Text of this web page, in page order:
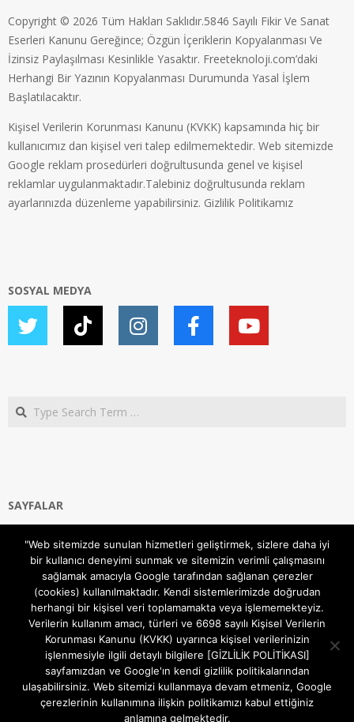
Copyright © 2026 Tüm Hakları Saklıdır.5846 Sayılı Fikir Ve Sanat
Eserleri Kanunu Gereğince; Özgün İçeriklerin Kopyalanması Ve
İzinsiz Paylaşılması Kesinlikle Yasaktır. Freeteknoloji.com’daki
Herhangi Bir Yazının Kopyalanması Durumunda Yasal İşlem
Başlatılacaktır.
Kişisel Verilerin Korunması Kanunu (KVKK) kapsamında hiç bir
kullanıcımız dan kişisel veri talep edilmemektedir. Web sitemizde
Google reklam prosedürleri doğrultusunda genel ve kişisel
reklamlar uygulanmaktadır.Talebiniz doğrultusunda reklam
ayarlarınızda düzenleme yapabilirsiniz. Gizlilik Politikamız
SOSYAL MEDYA
Search
SAYFALAR
Gizlilik ve Çerezler (Cookies) Politikası
Hakkımızda
İletişim Kanalları
MODEM KURULUM
TEKNİK DESTEK
TELEVİZYON SİSTEMLERİ
"Web sitemizde sunulan hizmetleri geliştirmek, sizlere daha iyi
bir kullanıcı deneyimi sunmak ve sitemizin verimli çalışmasını
sağlamak amacıyla Google tarafından sağlanan çerezler
(cookies) kullanılmaktadır. Kendi sistemlerimizde doğrudan
herhangi bir kişisel veri toplamamakta veya işlememekteyiz.
Verilerin kullanım amacı, türleri ve 6698 sayılı Kişisel Verilerin
Korunması Kanunu (KVKK) uyarınca kişisel verilerinizin
işlenmesiyle ilgili detaylı bilgilere [GİZLİLİK POLİTİKASI]
sayfamızdan ve Google'ın kendi gizlilik politikalarından
ulaşabilirsiniz. Web sitemizi kullanmaya devam etmeniz, Google
çerezlerinin kullanımına ilişkin politikamızı kabul ettiğiniz
anlamına gelmektedir.